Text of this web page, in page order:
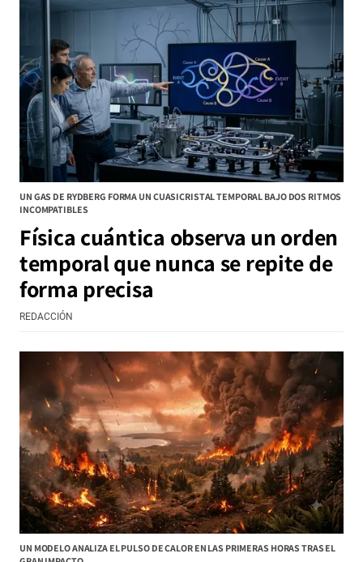
UN GAS DE RYDBERG FORMA UN CUASICRISTAL TEMPORAL BAJO DOS RITMOS
INCOMPATIBLES
Física cuántica observa un orden
temporal que nunca se repite de
forma precisa
REDACCIÓN
UN MODELO ANALIZA EL PULSO DE CALOR EN LAS PRIMERAS HORAS TRAS EL